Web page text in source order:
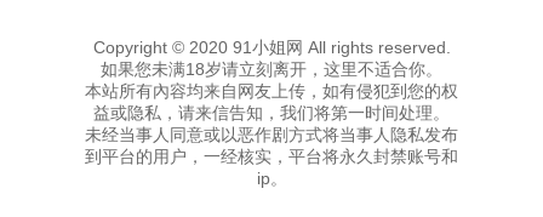
Copyright © 2020 91小姐网 All rights reserved.
如果您未满18岁请立刻离开，这里不适合你。
本站所有內容均来自网友上传，如有侵犯到您的权
益或隐私，请来信告知，我们将第一时间处理。
未经当事人同意或以恶作剧方式将当事人隐私发布
到平台的用户，一经核实，平台将永久封禁账号和
ip。